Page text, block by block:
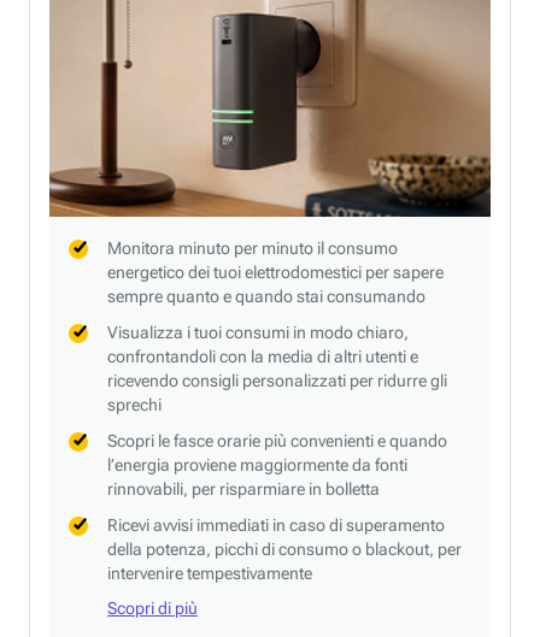
Monitora minuto per minuto il consumo
energetico dei tuoi elettrodomestici per sapere
sempre quanto e quando stai consumando
Visualizza i tuoi consumi in modo chiaro,
confrontandoli con la media di altri utenti e
ricevendo consigli personalizzati per ridurre gli
sprechi
Scopri le fasce orarie più convenienti e quando
l’energia proviene maggiormente da fonti
rinnovabili, per risparmiare in bolletta
Ricevi avvisi immediati in caso di superamento
della potenza, picchi di consumo o blackout, per
intervenire tempestivamente
Scopri di più